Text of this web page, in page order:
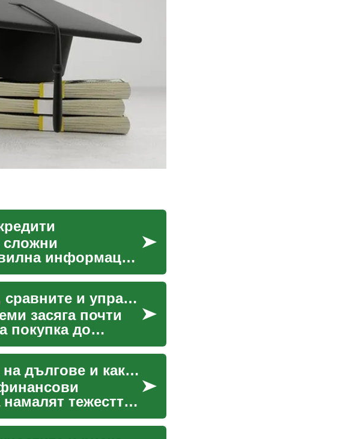
сложни
информация
Кредити и заеми: как да разберете, сравните и управлявате финансовите си решения
засяга почти
покупка до
Какво представлява облекчението на дългове и как работи
тежестта